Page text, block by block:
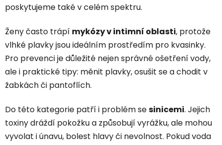
poskytujeme také v celém spektru.
Ženy často trápí mykózy v intimní oblasti, protože
vlhké plavky jsou ideálním prostředím pro kvasinky.
Pro prevenci je důležité nejen správné ošetření vody,
ale i praktické tipy: měnit plavky, osušit se a chodit v
žabkách či pantoflích.
Do této kategorie patří i problém sesinicemi. Jejich
toxiny dráždí pokožku a způsobují vyrážku, ale mohou
vyvolat i únavu, bolest hlavy či nevolnost. Pokud voda